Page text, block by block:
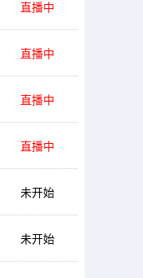
直播中
直播中
直播中
直播中
未开始
未开始